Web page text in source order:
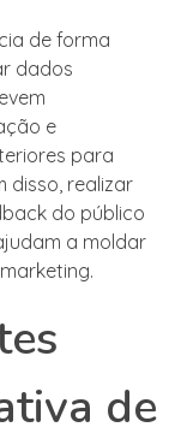
de forma
dados
e
para
disso, realizar
do público
a moldar
de